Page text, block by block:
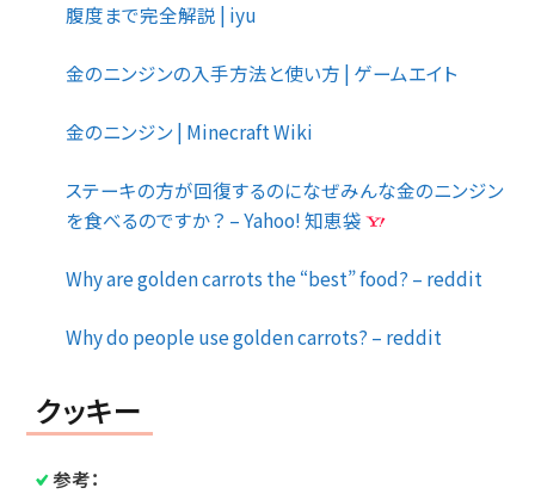
腹度まで完全解説 | iyu
金のニンジンの入手方法と使い方 | ゲームエイト
金のニンジン | Minecraft Wiki
ステーキの方が回復するのになぜみんな金のニンジン
を食べるのですか？ – Yahoo! 知恵袋
Why are golden carrots the “best” food? – reddit
Why do people use golden carrots? – reddit
クッキー
参考：